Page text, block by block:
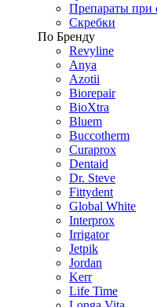
Препараты при
Скребки
По Бренду
Revyline
Anya
Azotii
Biorepair
BioXtra
Bluem
Buccotherm
Curaprox
Dentaid
Dr. Steve
Fittydent
Global White
Interprox
Irrigator
Jetpik
Jordan
Kerr
Life Time